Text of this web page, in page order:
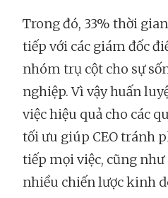
Trong đó, 33% thời
tiếp với các giám đốc
nhóm trụ cột cho sự
nghiệp. Vì vậy huấn
việc hiệu quả cho các
tối ưu giúp CEO tránh
tiếp mọi việc, cũng
nhiều chiến lược kinh